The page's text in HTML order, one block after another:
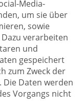
Media-
um sie über
sowie
verarbeiten
und
gespeichert
zum Zweck der
Daten werden
Vorgangs nicht